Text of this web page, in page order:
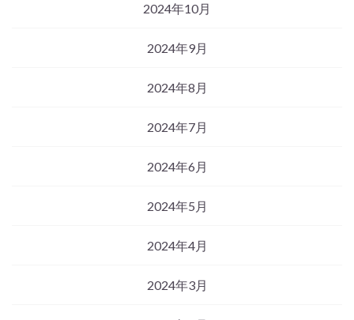
2024年10月
2024年9月
2024年8月
2024年7月
2024年6月
2024年5月
2024年4月
2024年3月